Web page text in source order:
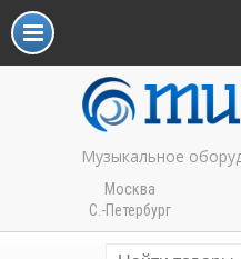
Музыкальное
Москва
С.-Петербург